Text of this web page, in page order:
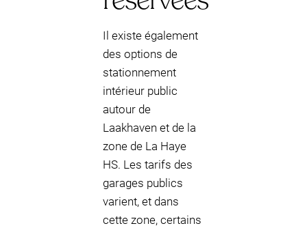
Il existe également
des options de
stationnement
intérieur public
autour de
Laakhaven et de la
zone de La Haye
HS. Les tarifs des
garages publics
varient, et dans
cette zone, certains